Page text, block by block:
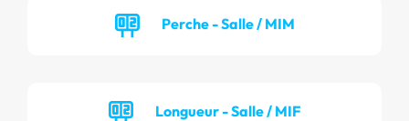
Perche - Salle / MIM
Longueur - Salle / MIF